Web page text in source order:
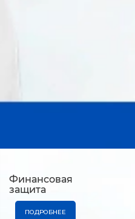
Финансовая
защита
ПОДРОБНЕЕ